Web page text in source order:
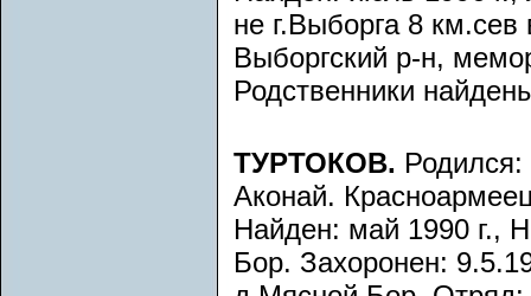
не г.Выборга 8 км.сев
Выборгский р-н,
Родственники
ТУРТОКОВ.
Аконай.
Найден: май 1990 г.,
Бор. Захоронен: